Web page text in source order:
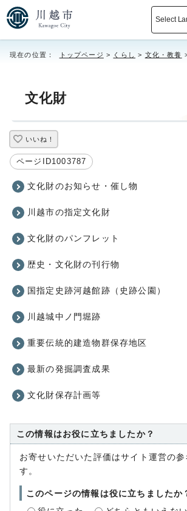
Select
現在の位置： トップページ > くらし > 文化・教養
文化財
いいね！
ページID1003787
文化財のお知らせ・催し物
川越市の指定文化財
文化財のパンフレット
歴史・文化財の刊行物
国指定史跡河越館跡（史跡公園）
川越城中ノ門堀跡
重要伝統的建造物群保存地区
最新の発掘調査成果
文化財保存計画等
この情報はお役に立ちましたか？
お寄せいただいた評価はサイト運営の参
す。
このページの情報は役に立ちましたか